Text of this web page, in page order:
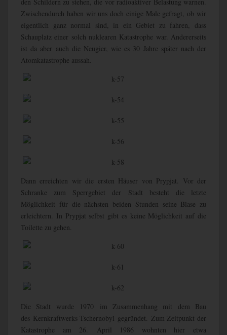
Zwischendurch haben wir uns doch einige Male gefragt, ob wir
eigentlich ganz normal sind, in ein Gebiet zu fahren, dass
Schauplatz einer solch nuklearen Katastrophe war. Andererseits
ist da aber auch die Neugier, wie es 30 Jahre später nach der
Atomkatastrophe aussah.
Dann erreichten wir die ersten Häuser von Prypjat. Vor der
Schranke zum Sperrgebiet der Stadt besteht die letzte
Möglichkeit für die nächsten beiden Stunden seine Blase zu
erleichtern. In Prypjat selbst gibt es keine Möglichkeit auf die
Toilette zu gehen.
Die Stadt wurde 1970 im Zusammenhang mit dem Bau
des Kernkraftwerks Tschernobyl gegründet. Zum Zeitpunkt der
Katastrophe am 26. April 1986 wohnten hier etwa